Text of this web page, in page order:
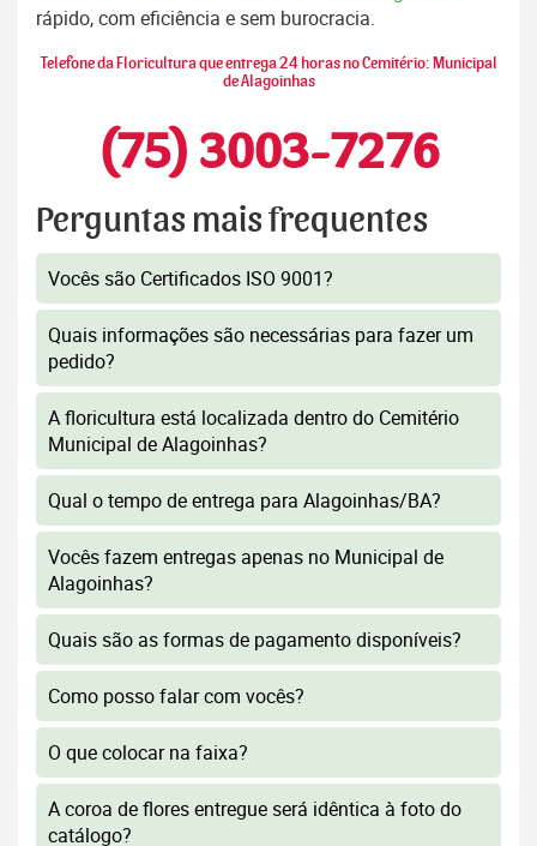
rápido, com eficiência e sem burocracia.
Telefone da Floricultura que entrega 24 horas no Cemitério: Municipal
de Alagoinhas
(75) 3003-7276
Perguntas mais frequentes
Vocês são Certificados ISO 9001?
Quais informações são necessárias para fazer um
pedido?
A floricultura está localizada dentro do Cemitério
Municipal de Alagoinhas?
Qual o tempo de entrega para Alagoinhas/BA?
Vocês fazem entregas apenas no Municipal de
Alagoinhas?
Quais são as formas de pagamento disponíveis?
Como posso falar com vocês?
O que colocar na faixa?
A coroa de flores entregue será idêntica à foto do
catálogo?